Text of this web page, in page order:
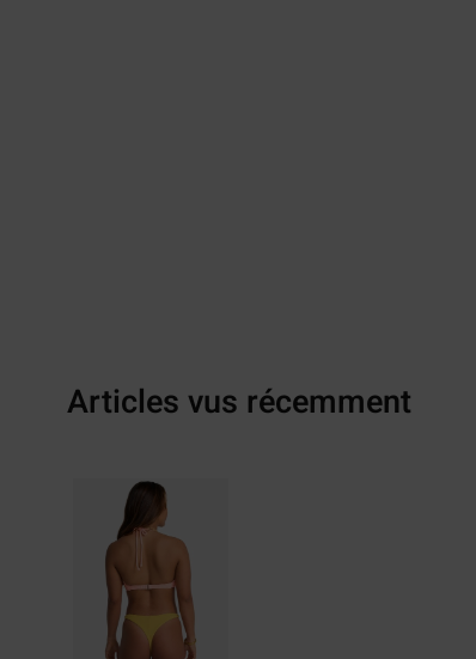
Articles vus récemment